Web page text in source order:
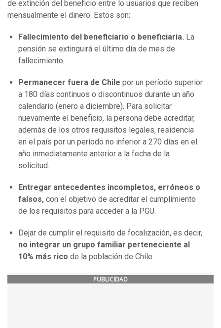
de extinción del beneficio entre lo usuarios que reciben
mensualmente el dinero. Estos son:
Fallecimiento del beneficiario o beneficiaria. La
pensión se extinguirá el último día de mes de
fallecimiento.
Permanecer fuera de Chile por un período superior
a 180 días continuos o discontinuos durante un año
calendario (enero a diciembre). Para solicitar
nuevamente el beneficio, la persona debe acreditar,
además de los otros requisitos legales, residencia
en el país por un período no inferior a 270 días en el
año inmediatamente anterior a la fecha de la
solicitud.
Entregar antecedentes incompletos, erróneos o
falsos, con el objetivo de acreditar el cumplimiento
de los requisitos para acceder a la PGU.
Dejar de cumplir el requisito de focalización, es decir,
no integrar un grupo familiar perteneciente al
10% más rico de la población de Chile.
PUBLICIDAD